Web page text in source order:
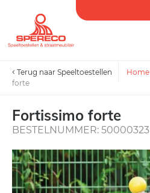
Terug naar Speeltoestellen Home
forte
Fortissimo forte
BESTELNUMMER: 50000323